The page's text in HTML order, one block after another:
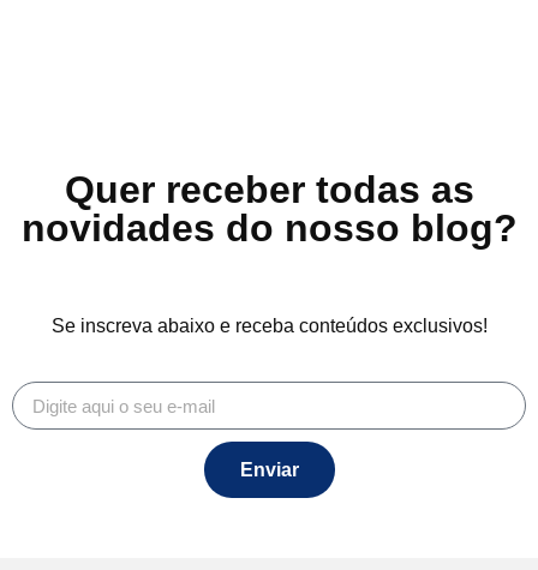
Quer receber todas as
novidades do nosso blog?
Se inscreva abaixo e receba conteúdos exclusivos!
Enviar